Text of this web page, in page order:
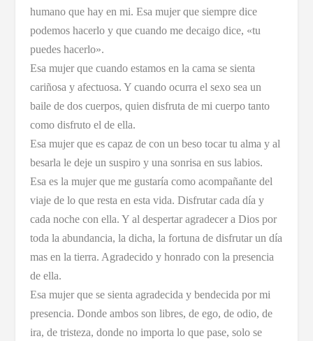
humano que hay en mi. Esa mujer que siempre dice
podemos hacerlo y que cuando me decaigo dice, «tu
puedes hacerlo».
Esa mujer que cuando estamos en la cama se sienta
cariñosa y afectuosa. Y cuando ocurra el sexo sea un
baile de dos cuerpos, quien disfruta de mi cuerpo tanto
como disfruto el de ella.
Esa mujer que es capaz de con un beso tocar tu alma y al
besarla le deje un suspiro y una sonrisa en sus labios.
Esa es la mujer que me gustaría como acompañante del
viaje de lo que resta en esta vida. Disfrutar cada día y
cada noche con ella. Y al despertar agradecer a Dios por
toda la abundancia, la dicha, la fortuna de disfrutar un día
mas en la tierra. Agradecido y honrado con la presencia
de ella.
Esa mujer que se sienta agradecida y bendecida por mi
presencia. Donde ambos son libres, de ego, de odio, de
ira, de tristeza, donde no importa lo que pase, solo se